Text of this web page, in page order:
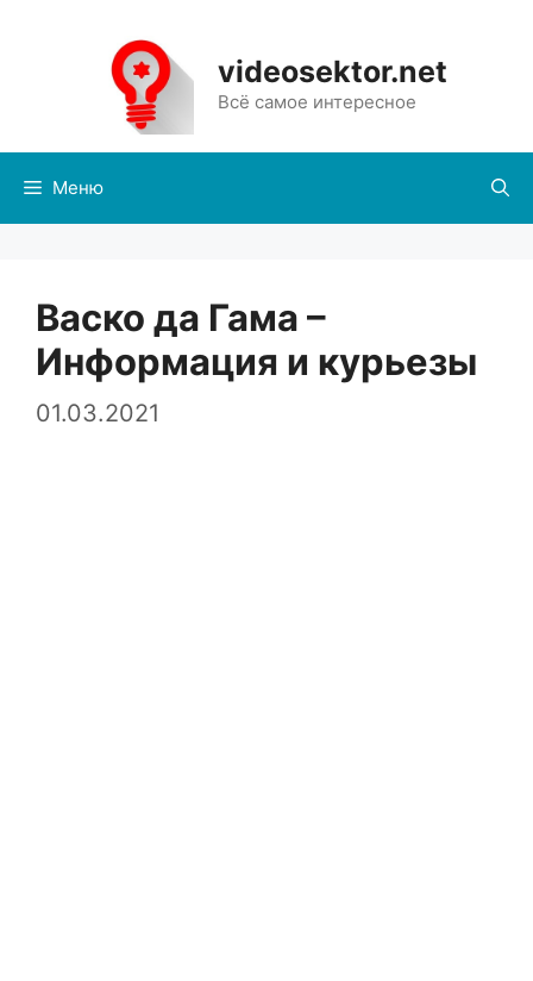
содержимому
videosektor.net
Всё самое интересное
Меню
Васко да Гама –
Информация и курьезы
01.03.2021